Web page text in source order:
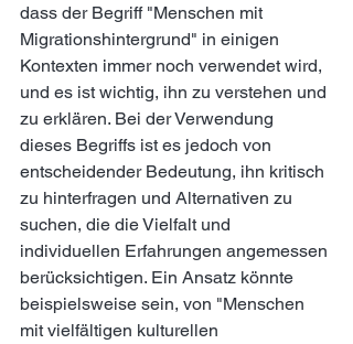
dass der Begriff "Menschen mit
Migrationshintergrund" in einigen
Kontexten immer noch verwendet wird,
und es ist wichtig, ihn zu verstehen und
zu erklären. Bei der Verwendung
dieses Begriffs ist es jedoch von
entscheidender Bedeutung, ihn kritisch
zu hinterfragen und Alternativen zu
suchen, die die Vielfalt und
individuellen Erfahrungen angemessen
berücksichtigen. Ein Ansatz könnte
beispielsweise sein, von "Menschen
mit vielfältigen kulturellen